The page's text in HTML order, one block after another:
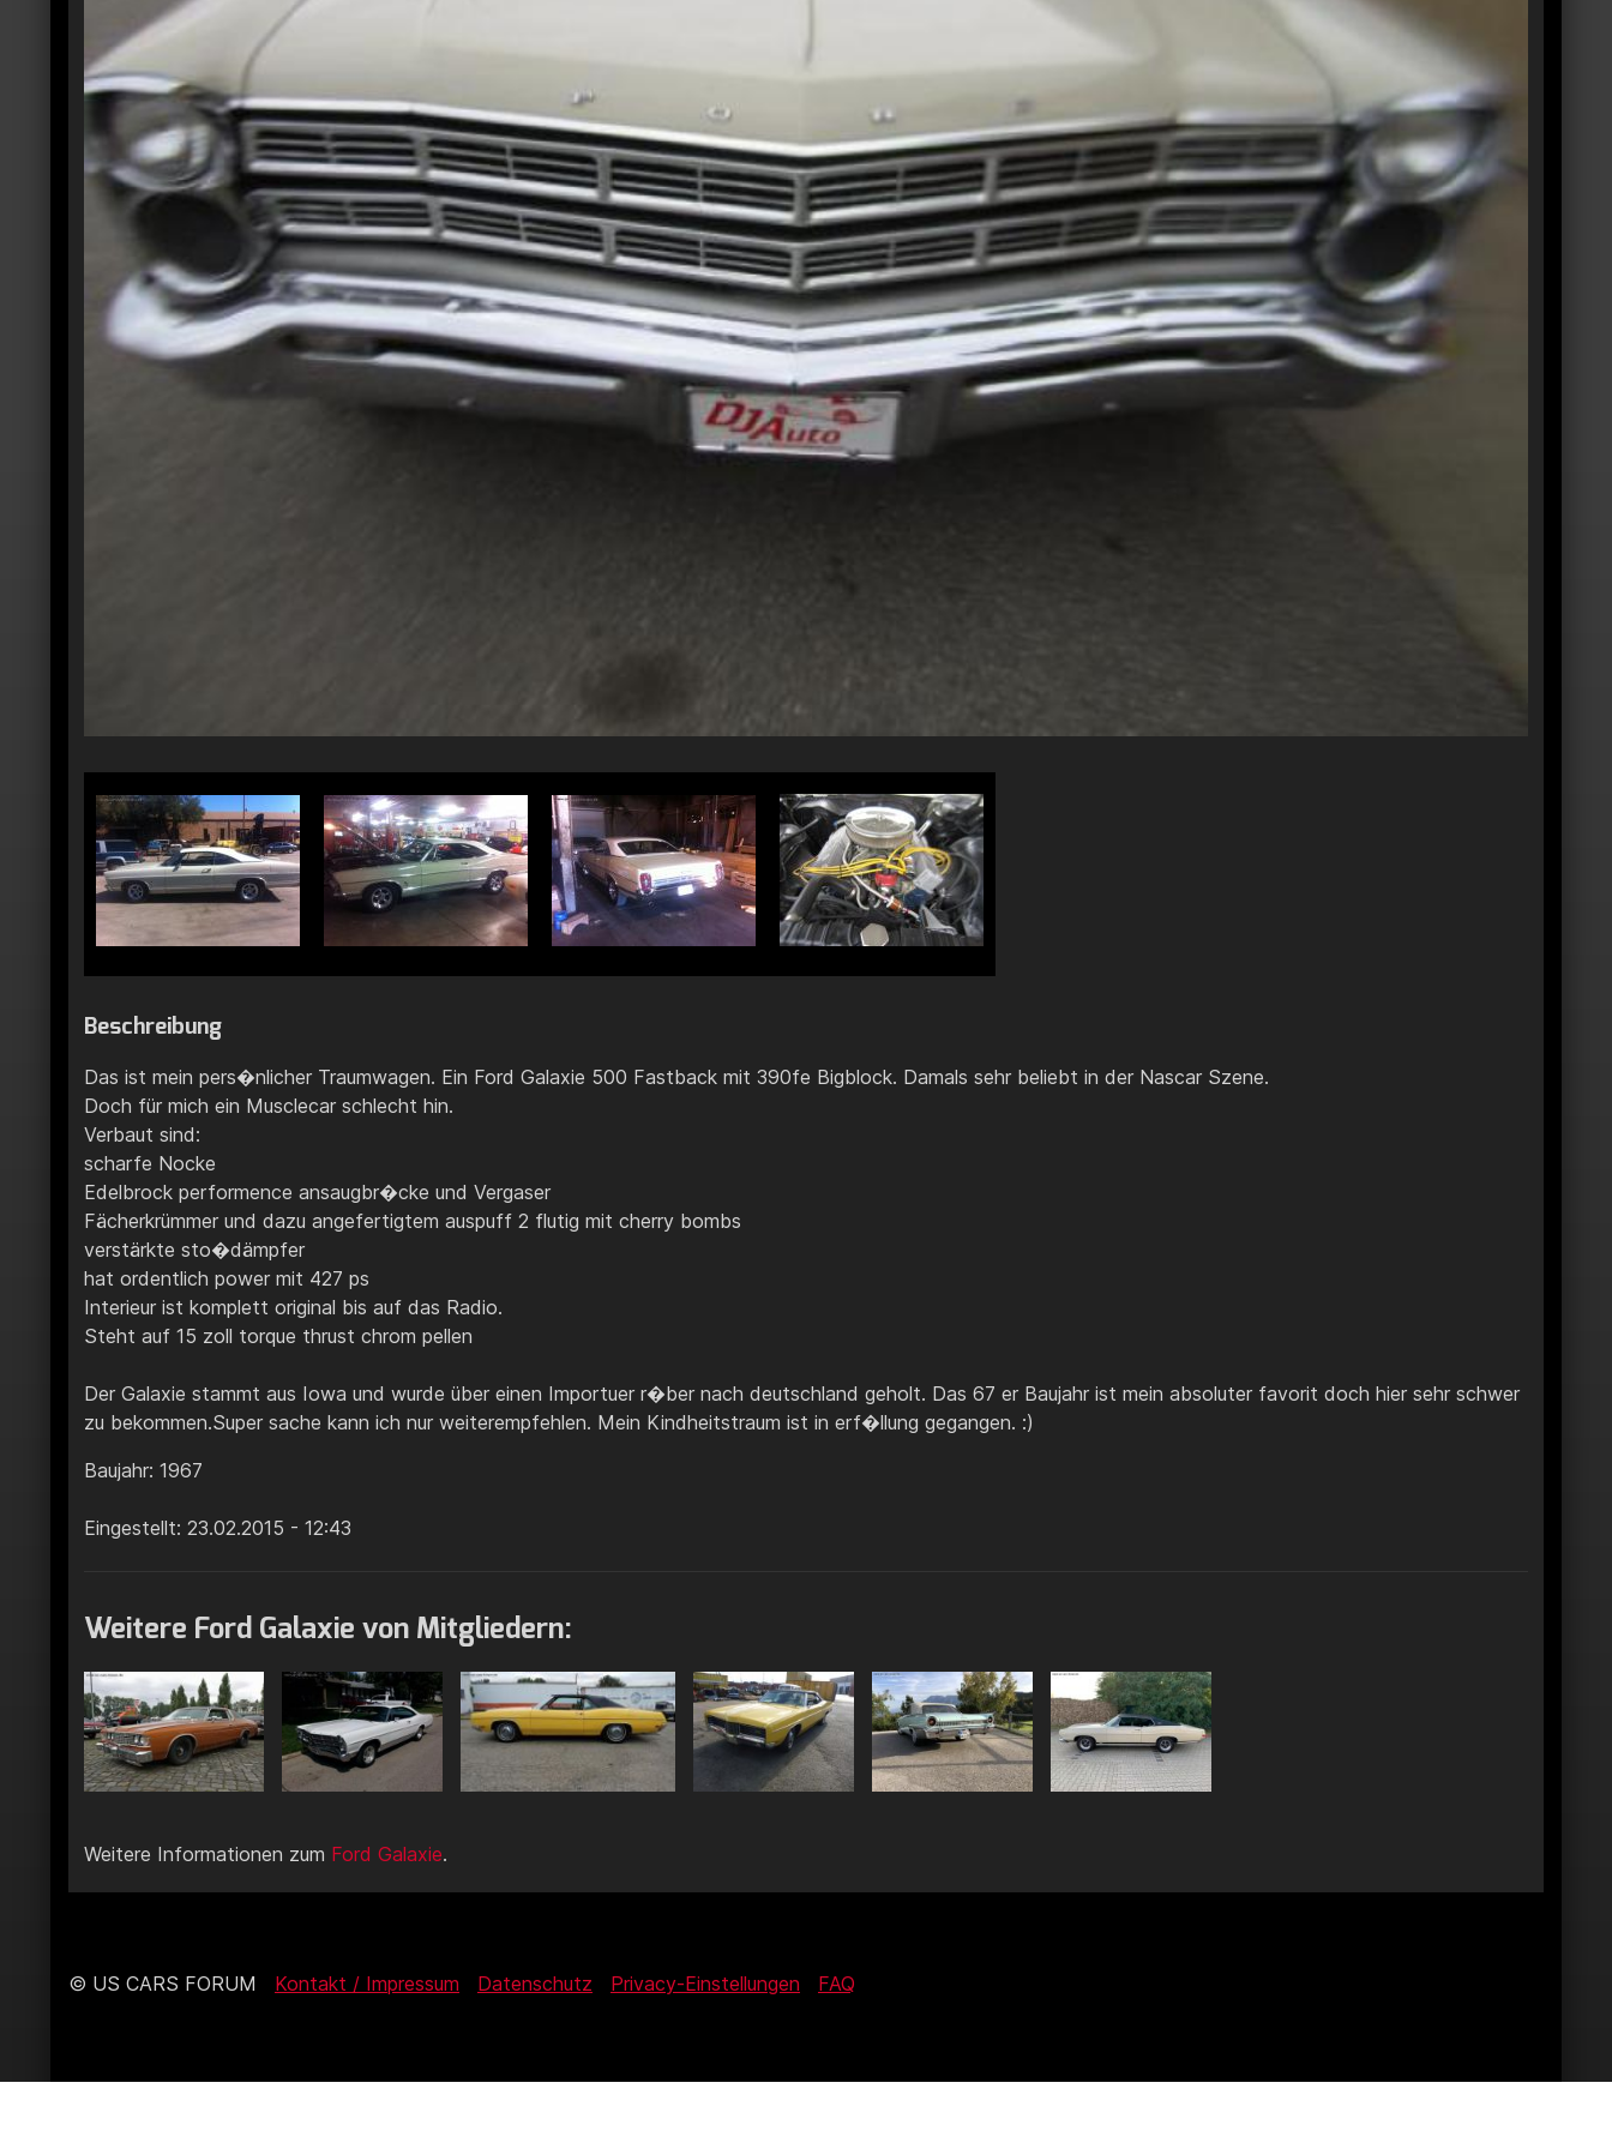
Beschreibung
Das ist mein pers�nlicher Traumwagen. Ein Ford Galaxie 500 Fastback mit 390fe Bigblock. Damals sehr beliebt in der Nascar Szene.
Doch für mich ein Musclecar schlecht hin.
Verbaut sind:
scharfe Nocke
Edelbrock performence ansaugbr�cke und Vergaser
Fächerkrümmer und dazu angefertigtem auspuff 2 flutig mit cherry bombs
verstärkte sto�dämpfer
hat ordentlich power mit 427 ps
Interieur ist komplett original bis auf das Radio.
Steht auf 15 zoll torque thrust chrom pellen
Der Galaxie stammt aus Iowa und wurde über einen Importuer r�ber nach deutschland geholt. Das 67 er Baujahr ist mein absoluter favorit doch hier sehr schwer
zu bekommen.Super sache kann ich nur weiterempfehlen. Mein Kindheitstraum ist in erf�llung gegangen. :)
Baujahr: 1967
Eingestellt: 23.02.2015 - 12:43
Weitere Ford Galaxie von Mitgliedern:
Weitere Informationen zum Ford Galaxie.
© US CARS FORUM Kontakt / Impressum Datenschutz Privacy-Einstellungen FAQ